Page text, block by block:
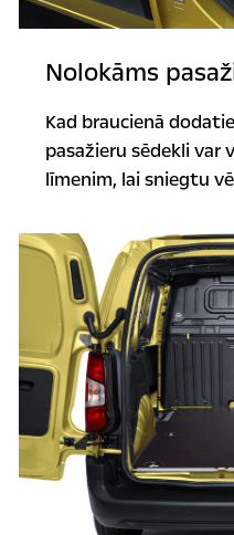
Nolokāms
Kad braucienā
pasažieru sēdekli var
līmenim, lai sniegtu